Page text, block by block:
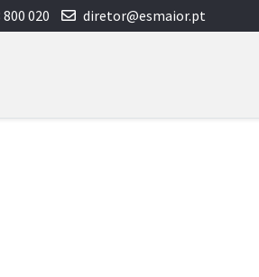
800 020 diretor@esmaior.pt